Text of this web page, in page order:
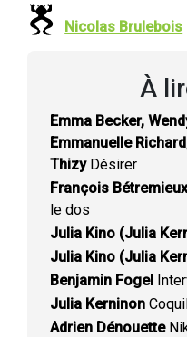
Nicolas Brulebois
À
Emma Becker,
Emmanuelle
ThizyDésirer
François Bétremieux
le dos
Julia Kino (Julia
Julia Kino (Julia
Benjamin Fogel
Julia Kerninon
Adrien Dénouette